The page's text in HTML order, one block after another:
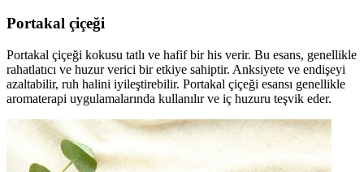
Portakal çiçeği
Portakal çiçeği kokusu tatlı ve hafif bir his verir. Bu esans, genellikle
rahatlatıcı ve huzur verici bir etkiye sahiptir. Anksiyete ve endişeyi
azaltabilir, ruh halini iyileştirebilir. Portakal çiçeği esansı genellikle
aromaterapi uygulamalarında kullanılır ve iç huzuru teşvik eder.